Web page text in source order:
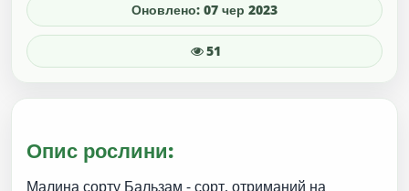
Оновлено: 07 чер 2023
51
Опис рослини:
Малина сорту Бальзам - сорт, отриманий на